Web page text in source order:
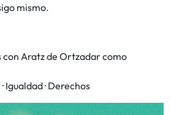
mismo.
con Aratz de Ortzadar como
Igualdad · Derechos